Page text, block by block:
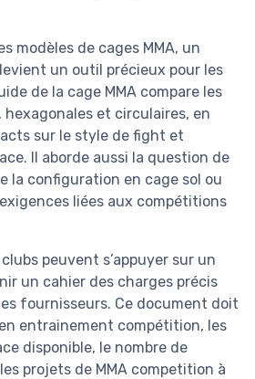
modèles de cages MMA, un
un outil précieux pour les
de la cage MMA compare les
et circulaires, en
sur le style de fight et
Il aborde aussi la question de
la configuration en cage sol ou
liées aux compétitions
peuvent s’appuyer sur un
un cahier des charges précis
fournisseurs. Ce document doit
entrainement compétition, les
disponible, le nombre de
projets de MMA competition à